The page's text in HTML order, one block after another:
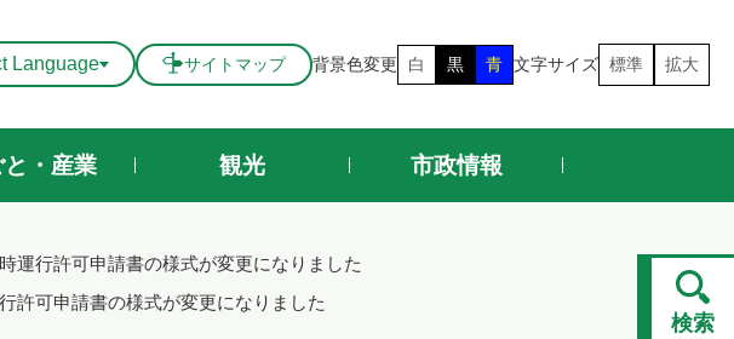
Language サイトマップ 背景色変更 白 黒 青 文字サイズ 標準 拡大
と・産業 観光 市政情報
運行許可申請書の様式が変更になりました
許可申請書の様式が変更になりました
検索